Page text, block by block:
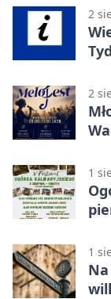
2
2
1
1